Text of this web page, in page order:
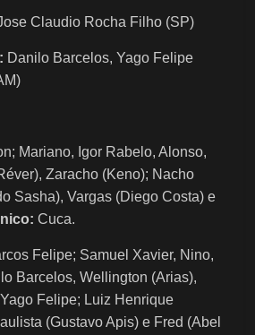
Claudio Rocha Filho (SP)
Danilo Barcelos, Yago Felipe
Mariano, Igor Rabelo, Alonso,
Zaracho (Keno); Nacho
Sasha), Vargas (Diego Costa) e
Cuca.
Felipe; Samuel Xavier, Nino,
Barcelos, Wellington (Arias),
Felipe; Luiz Henrique
(Gustavo Apis) e Fred (Abel